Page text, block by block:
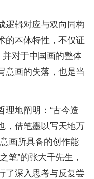
逻辑对应与双向同构
的本体特性，不仅证
并对于中国画的整体
意画的失落，也是当
理地阐明：“古今造
，借笔墨以写天地万
画所具备的创作能
笔”的张大千先生，
了深入思考与反复尝